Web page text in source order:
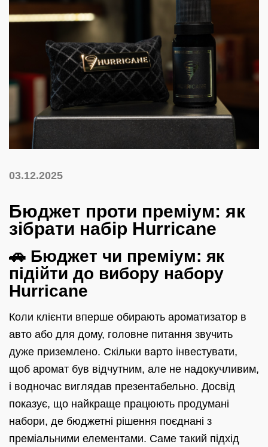
03.12.2025
Бюджет проти преміум: як
зібрати набір Hurricane
🚗 Бюджет чи преміум: як
підійти до вибору набору
Hurricane
Коли клієнти вперше обирають ароматизатор в
авто або для дому, головне питання звучить
дуже приземлено. Скільки варто інвестувати,
щоб аромат був відчутним, але не надокучливим,
і водночас виглядав презентабельно. Досвід
показує, що найкраще працюють продумані
набори, де бюджетні рішення поєднані з
преміальними елементами. Саме такий підхід